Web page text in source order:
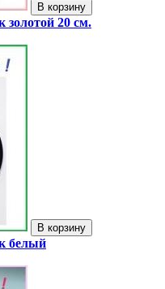
В корзину
20 см.
В корзину
белый